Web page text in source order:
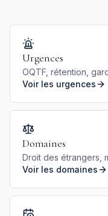
Urgences
OQTF, rétention,
Voir les urgences
Domaines
Droit des étrangers,
Voir les domaines